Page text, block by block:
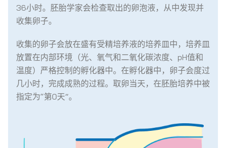
36小时。胚胎学家会检查取出的卵泡液，从中发现并
收集卵子。
收集的卵子会放在盛有受精培养液的培养皿中，培养皿
放置在内部环境（光、氧气和二氧化碳浓度、pH值和
温度）严格控制的孵化器中。在孵化器中，卵子会度过
几小时，完成成熟的过程。取卵当天，在胚胎培养中被
指定为“第0天”。